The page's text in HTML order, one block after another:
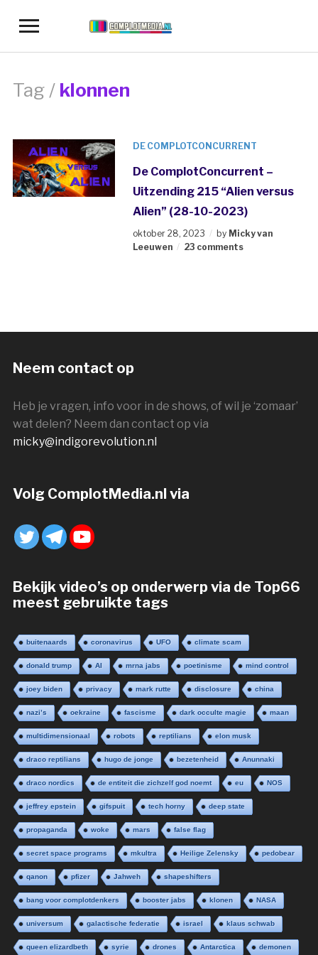
Toggle
navigation
Tag / klonnen
DE COMPLOTCONCURRENT
De ComplotConcurrent –
Uitzending 215 “Alien versus
Alien” (28-10-2023)
oktober 28, 2023 by Micky van
Leeuwen
23 comments
Neem contact op
Heb je vragen, info voor in de shows, of wil je ‘zomaar’
wat delen? Neem dan contact op via
micky@indigorevolution.nl
Volg ComplotMedia.nl via
Bekijk video’s op onderwerp via de Top66
meest gebruikte tags
buitenaards coronavirus UFO climate scam
donald trump AI mrna jabs poetinisme mind control
joey biden privacy mark rutte disclosure china
nazi’s oekraine fascisme dark occulte magie maan
multidimensionaal robots reptilians elon musk
draco reptilians hugo de jonge bezetenheid Anunnaki
draco nordics de entiteit die zichzelf god noemt eu NOS
jeffrey epstein gifspuit tech horny deep state
propaganda woke mars false flag
secret space programs mkultra Heilige Zelensky pedobear
qanon pfizer Jahweh shapeshifters
bang voor complotdenkers booster jabs klonen NASA
universum galactische federatie israel klaus schwab
queen elizardbeth syrie drones Antarctica demonen